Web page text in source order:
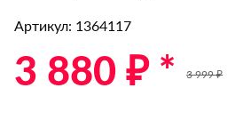
Артикул: 1364117
3 880 ₽ * 3 999 ₽